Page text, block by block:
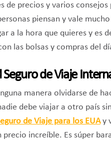
de precios y varios
piensan y vale
a la hora que quieres y es
las bolsas y compras del
Seguro de Viaje
manera olvidarse de
debe viajar a otro país
de Viaje para los EUAy
precio increíble. Es súper